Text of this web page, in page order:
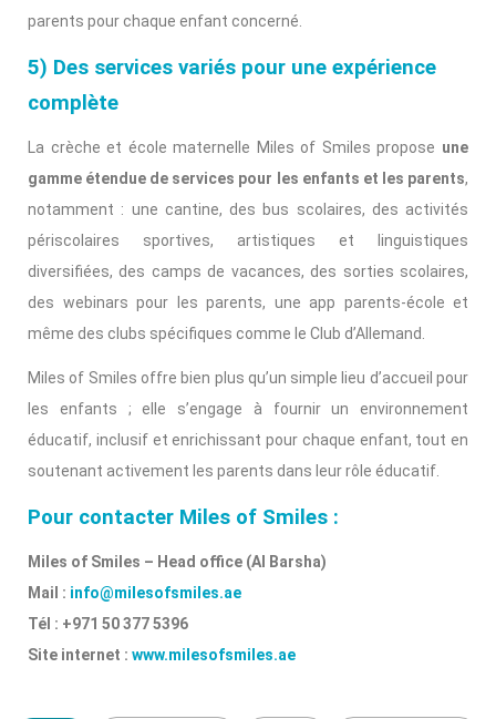
parents pour chaque enfant concerné.
5) Des services variés pour une expérience
complète
La crèche et école maternelle Miles of Smiles propose une
gamme étendue de services pour les enfants et les parents,
notamment : une cantine, des bus scolaires, des activités
périscolaires sportives, artistiques et linguistiques
diversifiées, des camps de vacances, des sorties scolaires,
des webinars pour les parents, une app parents-école et
même des clubs spécifiques comme le Club d’Allemand.
Miles of Smiles offre bien plus qu’un simple lieu d’accueil pour
les enfants ; elle s’engage à fournir un environnement
éducatif, inclusif et enrichissant pour chaque enfant, tout en
soutenant activement les parents dans leur rôle éducatif.
Pour contacter Miles of Smiles :
Miles of Smiles – Head office (Al Barsha)
Mail : info@milesofsmiles.ae
Tél : +971 50 377 5396
Site internet : www.milesofsmiles.ae